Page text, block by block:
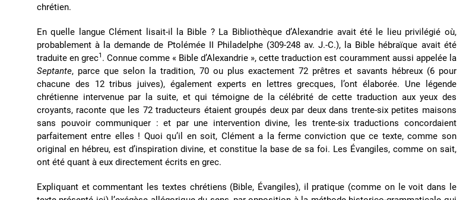
chrétien.
En quelle langue Clément lisait-il la Bible ? La Bibliothèque d’Alexandrie avait été le lieu privilégié où,
probablement à la demande de Ptolémée II Philadelphe (309-248 av. J.-C.), la Bible hébraïque avait été
traduite en grec1 . Connue comme « Bible d’Alexandrie », cette traduction est couramment aussi appelée la
Septante, parce que selon la tradition, 70 ou plus exactement 72 prêtres et savants hébreux (6 pour
chacune des 12 tribus juives), également experts en lettres grecques, l’ont élaborée. Une légende
chrétienne intervenue par la suite, et qui témoigne de la célébrité de cette traduction aux yeux des
croyants, raconte que les 72 traducteurs étaient groupés deux par deux dans trente-six petites maisons
sans pouvoir communiquer : et par une intervention divine, les trente-six traductions concordaient
parfaitement entre elles ! Quoi qu’il en soit, Clément a la ferme conviction que ce texte, comme son
original en hébreu, est d’inspiration divine, et constitue la base de sa foi. Les Évangiles, comme on sait,
ont été quant à eux directement écrits en grec.
Expliquant et commentant les textes chrétiens (Bible, Évangiles), il pratique (comme on le voit dans le